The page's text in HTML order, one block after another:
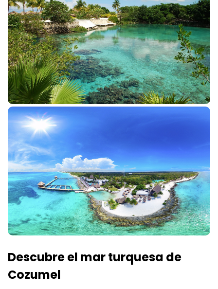
Descubre el mar turquesa de
Cozumel